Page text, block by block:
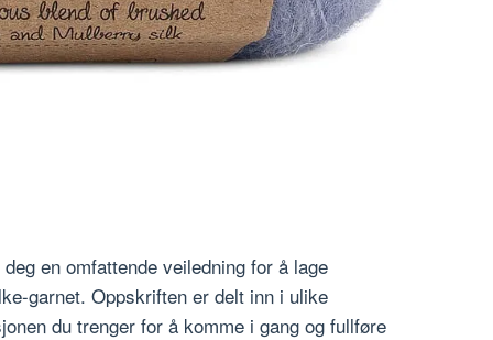
en omfattende veiledning for å lage
garnet. Oppskriften er delt inn i ulike
du trenger for å komme i gang og fullføre